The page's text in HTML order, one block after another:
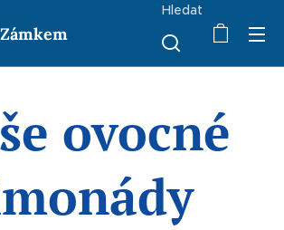
Hledat
ovocné